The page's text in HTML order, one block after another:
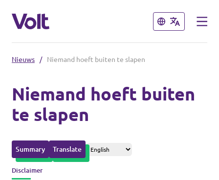
Sluiten
Volt Amsterdam
Volt Arnhem
Volt Delft
...alle Volt gemeenten
Sluiten
Standpunten
Over Volt
Mensen
Nieuws / Niemand hoeft buiten te slapen
Niemand hoeft buiten
te slapen
Summary Translate
Disclaimer